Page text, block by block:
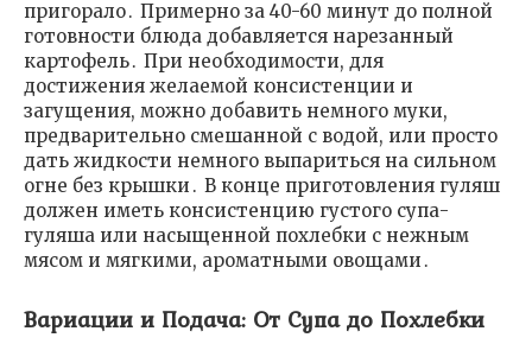
пригорало․ Примерно за 40-60 минут до полной
готовности блюда добавляется нарезанный
картофель․ При необходимости, для
достижения желаемой консистенции и
загущения, можно добавить немного муки,
предварительно смешанной с водой, или просто
дать жидкости немного выпариться на сильном
огне без крышки․ В конце приготовления гуляш
должен иметь консистенцию густого супа-
гуляша или насыщенной похлебки с нежным
мясом и мягкими, ароматными овощами․
Вариации и Подача: От Супа до Похлебки